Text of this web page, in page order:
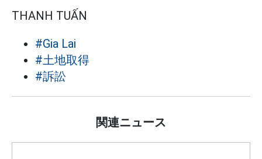
THANH TUẤN
#Gia Lai
#土地取得
#訴訟
関連ニュース